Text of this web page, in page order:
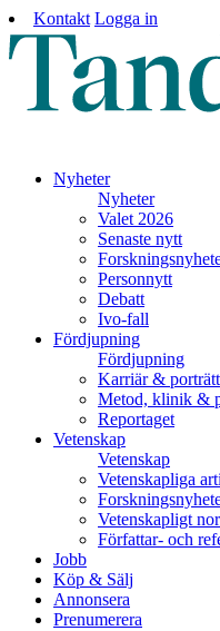
Kontakt Logga in
Nyheter
Nyheter
Valet 2026
Senaste nytt
Personnytt
Debatt
Ivo-fall
Fördjupning
Fördjupning
Karriär & porträtt
Metod, klinik &
Reportaget
Vetenskap
Vetenskap
Vetenskapliga
Vetenskapligt
Författar- och
Jobb
Köp & Sälj
Annonsera
Prenumerera